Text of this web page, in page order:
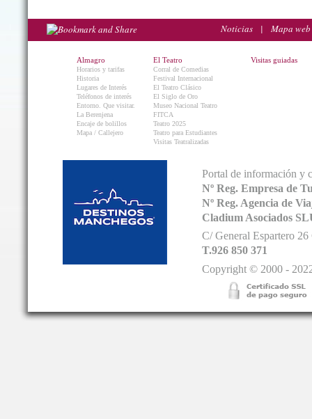
Noticias | Mapa web
Almagro
Horarios y tarifas
Historia
Lugares de Interés
Teléfonos de interés
Entorno. Que visitar.
La Berenjena
Encaje de bolillos
Mapa / Callejero
El Teatro
Corral de Comedias
Festival Internacional
El Teatro Clásico
El Siglo de Oro
Museo Nacional Teatro
FITCA
Teatro 2025
Teatro para Estudiantes
Visitas Teatralizadas
Visitas guiadas
Portal de información y
Nº Reg. Empresa de
Nº Reg. Agencia de
Cladium Asociados
C/ General Espartero
T.926 850 371
Copyright © 2000 -